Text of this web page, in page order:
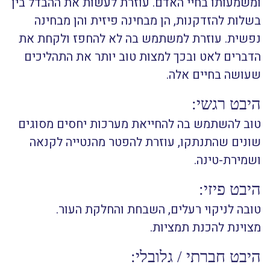
בשלות להזדקנות, הן מבחינה פיזית והן מבחינה
נפשית. עוזרת למשתמש בה לא להחפז ולקחת את
הדברים לאט ובכך למצות טוב יותר את התהליכים
שעושה בחיים אלה.
היבט רגשי:
טוב להשתמש בה להחייאת מערכות יחסים מסוגים
שונים שהתנתקו, עוזרת להפטר מהנטייה לקנאה
ושמירת-טינה.
היבט פיזי:
טובה לניקוי רעלים, השבחת והחלקת העור.
מצוינת להכנת תמציות.
היבט חברתי / גלובלי: